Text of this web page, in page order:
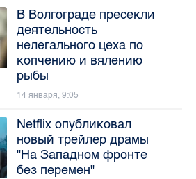
В Волгограде пресекли
деятельность
нелегального цеха по
копчению и вялению
рыбы
14 января, 9:05
Netflix опубликовал
новый трейлер драмы
"На Западном фронте
без перемен"